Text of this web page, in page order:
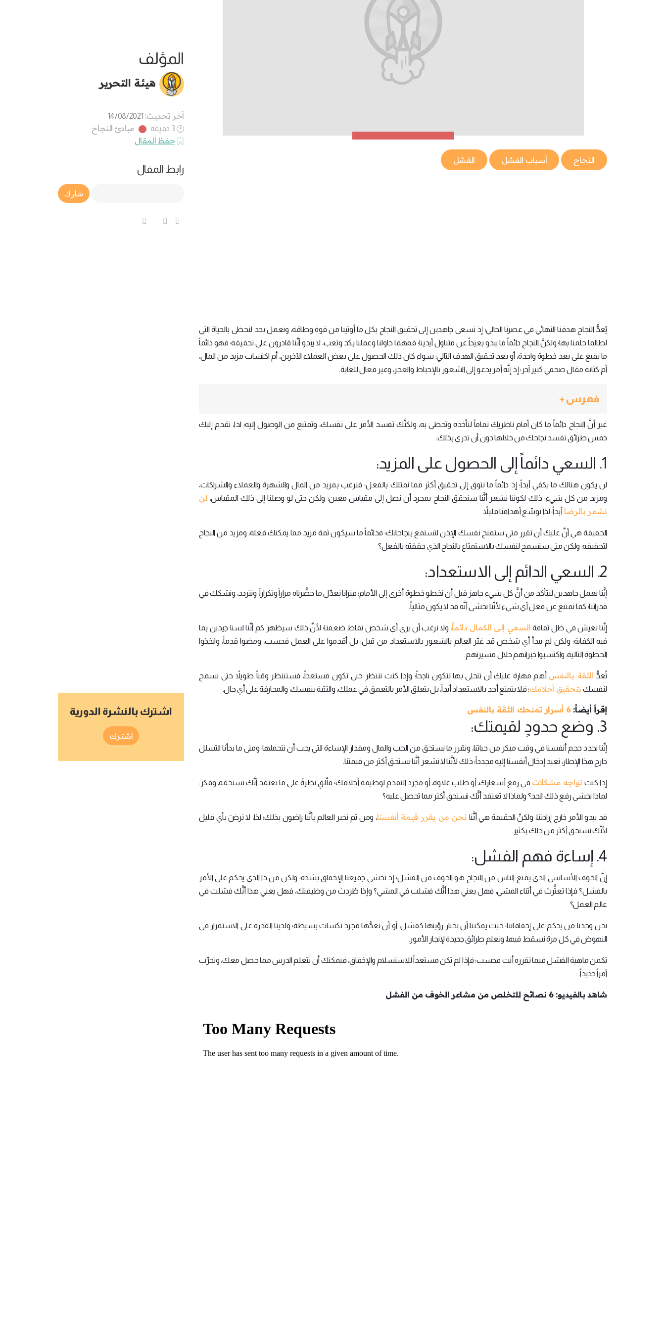
النجاح أسباب الفشل الفشل
يُعدُّ النجاح هدفنا النهائي في عصرنا الحالي؛ إذ نسعى جاهدين إلى تحقيق النجاح بكل ما أوتينا من قوة وطاقة، ونعمل بجد لنحظى بالحياة التي
لطالما حلمنا بها؛ ولكنَّ النجاح دائماً ما يبدو بعيداً عن متناول أيدينا؛ فمهما حاولنا وعملنا بكد وتعب، لا يبدو أنَّنا قادرون على تحقيقه؛ فهو دائماً
ما يقبع على بعد خطوة واحدة، أو بعد تحقيق الهدف التالي؛ سواء كان ذلك الحصول على بعض العملاء الآخرين، أم اكتساب مزيد من المال،
أم كتابة مقال صحفي كبير آخر؛ إذ إنَّه أمر يدعو إلى الشعور بالإحباط والعجز، وغير فعال للغاية.
المؤلف
هيئة التحرير
آخر تحديث: 14/08/2021
3 دقيقة
مبادئ النجاح
حفظ المقال
رابط المقال
Article Link
شارك
فهرس +
غير أنَّ النجاح دائماً ما كان أمام ناظريك تماماً لتأخذه وتحظى به، ولكنَّك تفسد الأمر على نفسك، وتمتنع من الوصول إليه؛ لذا، نقدم إليك
خمس طرائق تفسد نجاحك من خلالها دون أن تدري بذلك:
1. السعي دائماً إلى الحصول على المزيد:
لن يكون هنالك ما يكفي أبداً؛ إذ دائماً ما نتوق إلى تحقيق أكثر مما نمتلك بالفعل؛ فنرغب بمزيد من المال والشهرة والعملاء والشراكات،
ومزيد من كل شيء؛ ذلك لكوننا نشعر أنَّنا سنحقق النجاح بمجرد أن نصل إلى مقياس معين؛ ولكن حتى لو وصلنا إلى ذلك المقياس، لن
نشعر بالرضا أبداً؛ لذا نوسِّع أهدافنا قليلاً.
الحقيقة هي أنَّ عليك أن تقرر متى ستمنح نفسك الإذن لتستمع بنجاحاتك؛ فدائماً ما سيكون ثمة مزيد مما يمكنك فعله، ومزيد من النجاح
لتحقيقه؛ ولكن متى ستسمح لنفسك بالاستمتاع بالنجاح الذي حققته بالفعل؟
2. السعي الدائم إلى الاستعداد:
إنَّنا نعمل جاهدين لنتأكد من أنَّ كل شيء جاهز قبل أن نخطو خطوة أخرى إلى الأمام؛ فترانا نعدِّل ما حضَّرناه مراراً وتكراراً، ونتردد، ونشكك في
قدراتنا؛ كما نمتنع عن فعل أي شيء لأنَّنا نخشى أنَّه قد لا يكون مثالياً.
إنَّنا نعيش في ظل ثقافة السعي إلى الكمال دائماً، ولا نرغب أن يرى أي شخص نقاط ضعفنا؛ لأنَّ ذلك سيظهر كم أنَّنا لسنا جيدين بما
فيه الكفاية؛ ولكن لم يبدأ أي شخص قد غيَّر العالم بالشعور بالاستعداد من قبل؛ بل أقدموا على العمل فحسب، ومضوا قدماً، واتخذوا
الخطوة التالية، واكتسبوا خبراتهم خلال مسيرتهم.
تُعدُّ الثقة بالنفس أهم مهارة عليك أن تتحلى بها لتكون ناجحاً؛ وإذا كنت تنتظر حتى تكون مستعداً، فستنتظر وقتاً طويلاً حتى تسمح
لنفسك بتحقيق أحلامك؛ فلا يتمتع أحد بالاستعداد أبداً، بل يتعلق الأمر بالتعمق في عملك، والثقة بنفسك، والمجازفة على أي حال.
إقرأ أيضاً:6 أسرار تمنحك الثقة بالنفس
3. وضع حدودٍ لقيمتك:
إنِّنا نحدد حجم أنفسنا في وقت مبكر من حياتنا، ونقرر ما نستحق من الحب والمال ومقدار الإساءة التي يجب أن نتحملها؛ ومتى ما بدأنا التسلل
خارج هذا الإطار، نعيد إدخال أنفسنا إليه مجدداً؛ ذلك لأنَّنا لا نشعر أنَّنا نستحق أكثر من قيمتنا.
إذا كنت تواجه مشكلات في رفع أسعارك، أو طلب علاوة، أو مجرد التقدم لوظيفة أحلامك؛ فألقِ نظرةً على ما تعتقد أنَّك تستحقه، وفكر:
لماذا تخشى رفع ذلك الحد؟ ولماذا لا تعتقد أنَّك تستحق أكثر مما تحصل عليه؟
قد يبدو الأمر خارج إرادتنا، ولكنَّ الحقيقة هي أنَّنا نحن من يقرر قيمة أنفسنا، ومن ثم نخبر العالم بأنَّنا راضون بذلك؛ لذا، لا ترضَ بأي قليل
لأنَّك تستحق أكثر من ذلك بكثير.
4. إساءة فهم الفشل:
إنَّ الخوف الأساسي الذي يمنع الناس من النجاح هو الخوف من الفشل؛ إذ نخشى جميعنا الإخفاق بشدة؛ ولكن من ذا الذي يحكم على الأمر
بالفشل؟ فإذا تعثَّرتَ في أثناء المشي، فهل يعني هذا أنَّك فشلت في المشي؟ وإذا طُردتَ من وظيفتك، فهل يعني هذا أنَّك فشلت في
عالم العمل؟
نحن وحدنا من يحكم على إخفاقاتنا؛ حيث يمكننا أن نختار رؤيتها كفشل، أو أن نعدَّها مجرد نكسات بسيطة؛ ولدينا القدرة على الاستمرار في
النهوض في كل مرة نسقط فيها، وتعلم طرائق جديدة لإنجاز الأمور.
تكمن ماهية الفشل فيما تقرره أنت فحسب؛ فإذا لم تكن مستعداً للاستسلام والإخفاق، فيمكنك أن تتعلم الدرس مما حصل معك، وتجرِّب
أمراً جديداً.
شاهد بالفيديو: 6 نصائح للتخلص من مشاعر الخوف من الفشل
اشترك بالنشرة الدورية
اشترك